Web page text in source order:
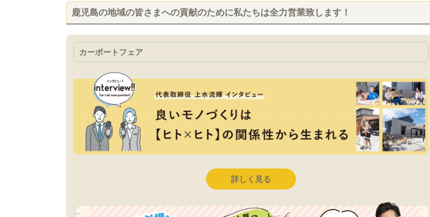
鹿児島の地域の皆さまへの貢献のために私たちは全力営業致します！
カーポートフェア
詳しく見る